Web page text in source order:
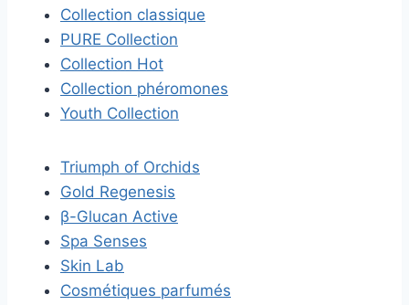
Collection classique
PURE Collection
Collection Hot
Collection phéromones
Youth Collection
Triumph of Orchids
Gold Regenesis
β-Glucan Active
Spa Senses
Skin Lab
Cosmétiques parfumés